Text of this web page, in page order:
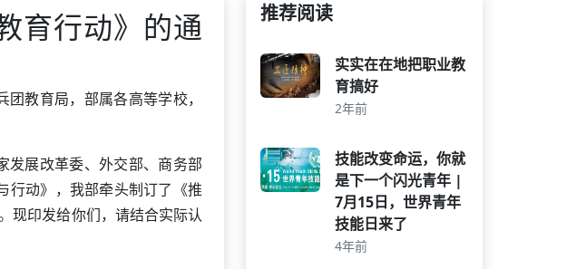
育行动》的通
教育局，部属各高等学校，
发展改革委、外交部、商务部
行动》，我部牵头制订了《推
现印发给你们，请结合实际认
推荐阅读
实实在在地把职业教
育搞好
2年前
技能改变命运，你就
是下一个闪光青年 |
7月15日，世界青年
技能日来了
4年前